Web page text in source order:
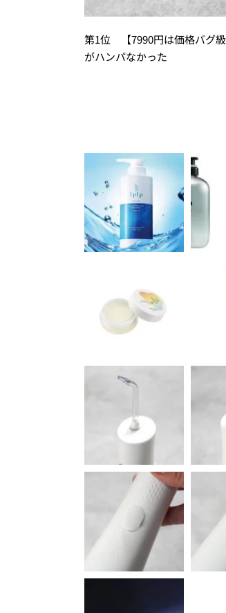
第1位 【7990円は価格バグ
がハンパなかった